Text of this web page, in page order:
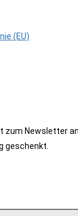
(EU)
zum Newsletter
geschenkt.